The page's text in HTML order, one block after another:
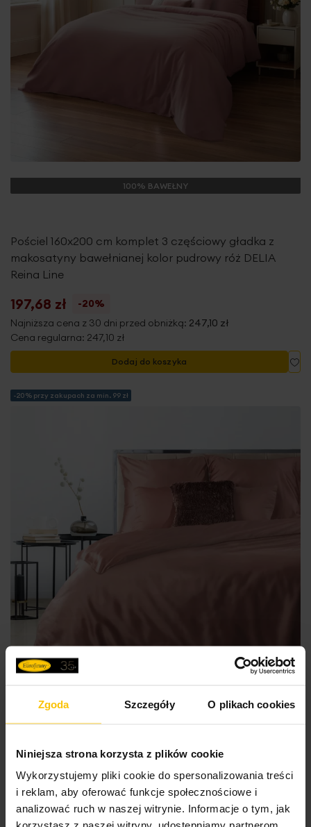
Zgoda Szczegóły O plikach cookies
Niniejsza strona korzysta z plików cookie
Wykorzystujemy pliki cookie do spersonalizowania treści
i reklam, aby oferować funkcje społecznościowe i
analizować ruch w naszej witrynie. Informacje o tym, jak
100% BAWEŁNY
Pościel 160x200 cm komplet 3 częściowy gładka z
makosatyny bawełnianej kolor pudrowy róż DELIA
Reina Line
197,68 zł
-20%
Najniższa cena z 30 dni przed obniżką: 247,10 zł
Cena regularna: 247,10 zł
Dodaj do koszyka
-20% przy zakupach za min. 99 zł
Pościel bawełniana 180x200 cm komplet 3 częściowy
kolor różowy Nova 3
203,20 zł